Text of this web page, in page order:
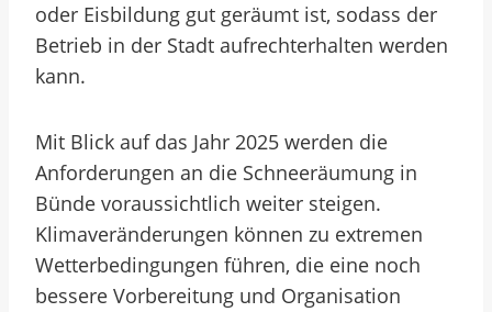
oder Eisbildung gut geräumt ist, sodass der
Betrieb in der Stadt aufrechterhalten werden
kann.
Mit Blick auf das Jahr 2025 werden die
Anforderungen an die Schneeräumung in
Bünde voraussichtlich weiter steigen.
Klimaveränderungen können zu extremen
Wetterbedingungen führen, die eine noch
bessere Vorbereitung und Organisation